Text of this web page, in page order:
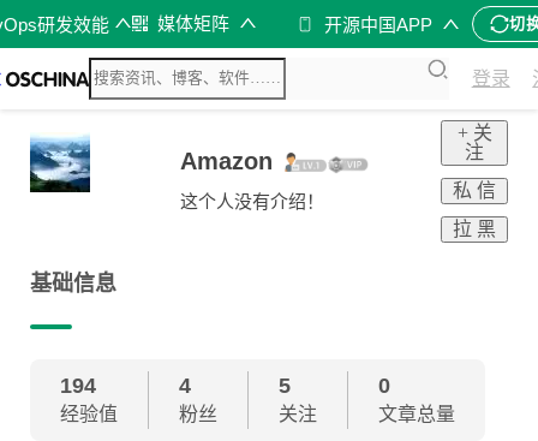
研发效能 媒体矩阵 开源中国APP 切
登录
Amazon
这个人没有介绍！
+ 关
注
私 信
拉 黑
基础信息
194
经验值
4
粉丝
5
关注
0
文章总量